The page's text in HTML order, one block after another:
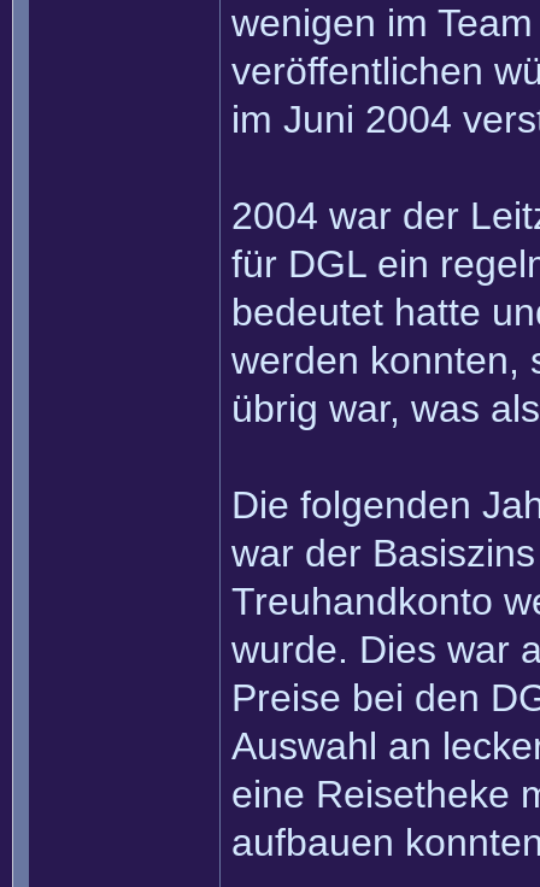
wenigen im
veröffentlichen
im Juni 2004
2004 war der
für DGL ein
bedeutet hatte
werden konnten,
übrig war, was
Die folgenden
war der
Treuhandkonto
wurde. Dies war
Preise bei den
Auswahl an
eine Reisetheke
aufbauen